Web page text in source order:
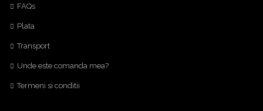
FAQs
Plata
Transport
Unde este comanda mea?
Termeni si conditii